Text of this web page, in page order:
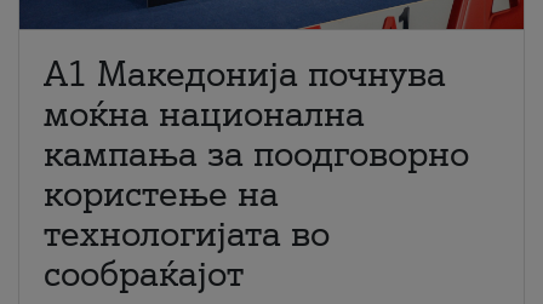
A1 Македонија почнува
моќна национална
кампања за поодговорно
користење на
технологијата во
сообраќајот